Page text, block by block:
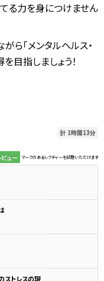
る力を身につけません
ら「メンタルヘルス・
目指しましょう！
計 1時間13分
ビュー マークのあるレクチャーを試聴いただけます
ストレスの現